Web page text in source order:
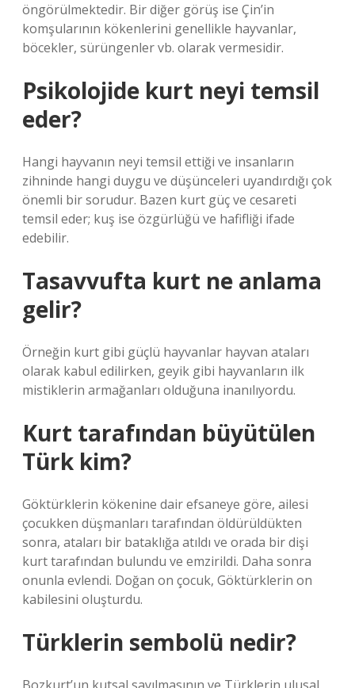
öngörülmektedir. Bir diğer görüş ise Çin’in
komşularının kökenlerini genellikle hayvanlar,
böcekler, sürüngenler vb. olarak vermesidir.
Psikolojide kurt neyi temsil
eder?
Hangi hayvanın neyi temsil ettiği ve insanların
zihninde hangi duygu ve düşünceleri uyandırdığı çok
önemli bir sorudur. Bazen kurt güç ve cesareti
temsil eder; kuş ise özgürlüğü ve hafifliği ifade
edebilir.
Tasavvufta kurt ne anlama
gelir?
Örneğin kurt gibi güçlü hayvanlar hayvan ataları
olarak kabul edilirken, geyik gibi hayvanların ilk
mistiklerin armağanları olduğuna inanılıyordu.
Kurt tarafından büyütülen
Türk kim?
Göktürklerin kökenine dair efsaneye göre, ailesi
çocukken düşmanları tarafından öldürüldükten
sonra, ataları bir bataklığa atıldı ve orada bir dişi
kurt tarafından bulundu ve emzirildi. Daha sonra
onunla evlendi. Doğan on çocuk, Göktürklerin on
kabilesini oluşturdu.
Türklerin sembolü nedir?